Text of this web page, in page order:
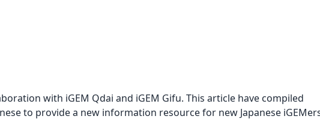
with iGEM Qdai and iGEM Gifu. This article have compiled
to provide a new information resource for new Japanese